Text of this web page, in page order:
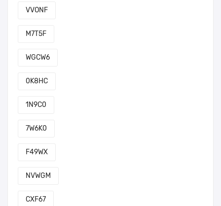
VVONF
M7T5F
WGCW6
0K8HC
1N9C0
7W6K0
F49WX
NVWGM
CXF67